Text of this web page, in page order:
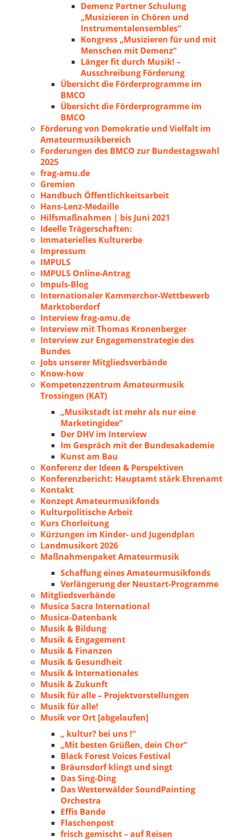
Demenz Partner Schulung
„Musizieren in Chören und
Instrumentalensembles“
Kongress „Musizieren für und mit
Menschen mit Demenz“
Länger fit durch Musik! –
Ausschreibung Förderung
Übersicht die Förderprogramme im
BMCO
Übersicht die Förderprogramme im
BMCO
Förderung von Demokratie und Vielfalt im
Amateurmusikbereich
Forderungen des BMCO zur Bundestagswahl
2025
frag-amu.de
Gremien
Handbuch Öffentlichkeitsarbeit
Hans-Lenz-Medaille
Hilfsmaßnahmen | bis Juni 2021
Ideelle Trägerschaften:
Immaterielles Kulturerbe
Impressum
IMPULS
IMPULS Online-Antrag
Impuls-Blog
Internationaler Kammerchor-Wettbewerb
Marktoberdorf
Interview frag-amu.de
Interview mit Thomas Kronenberger
Interview zur Engagemenstrategie des
Bundes
Jobs unserer Mitgliedsverbände
Know-how
Kompetenzzentrum Amateurmusik
Trossingen (KAT)
„Musikstadt ist mehr als nur eine
Marketingidee“
Der DHV im Interview
Im Gespräch mit der Bundesakademie
Kunst am Bau
Konferenz der Ideen & Perspektiven
Konferenzbericht: Hauptamt stärk Ehrenamt
Kontakt
Konzept Amateurmusikfonds
Kulturpolitische Arbeit
Kurs Chorleitung
Kürzungen im Kinder- und Jugendplan
Landmusikort 2026
Maßnahmenpaket Amateurmusik
Schaffung eines Amateurmusikfonds
Verlängerung der Neustart-Programme
Mitgliedsverbände
Musica Sacra International
Musica-Datenbank
Musik & Bildung
Musik & Engagement
Musik & Finanzen
Musik & Gesundheit
Musik & Internationales
Musik & Zukunft
Musik für alle – Projektvorstellungen
Musik für alle!
Musik vor Ort [abgelaufen]
„ kultur? bei uns !“
„Mit besten Grüßen, dein Chor“
Black Forest Voices Festival
Bräunsdorf klingt und singt
Das Sing-Ding
Das Westerwälder SoundPainting
Orchestra
Effis Bande
Flaschenpost
frisch gemischt – auf Reisen